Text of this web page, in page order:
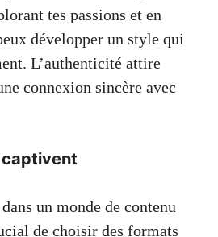
tes passions et en
développer un style qui
L’authenticité attire
connexion sincère avec
un monde de contenu
de choisir des formats